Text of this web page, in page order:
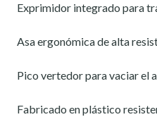
Exprimidor integrado para
Asa ergonómica de alta
Pico vertedor para vaciar el
Fabricado en plástico